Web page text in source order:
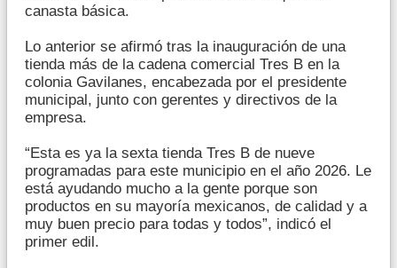
canasta básica.
Lo anterior se afirmó tras la inauguración de una
tienda más de la cadena comercial Tres B en la
colonia Gavilanes, encabezada por el presidente
municipal, junto con gerentes y directivos de la
empresa.
“Esta es ya la sexta tienda Tres B de nueve
programadas para este municipio en el año 2026. Le
está ayudando mucho a la gente porque son
productos en su mayoría mexicanos, de calidad y a
muy buen precio para todas y todos”, indicó el
primer edil.